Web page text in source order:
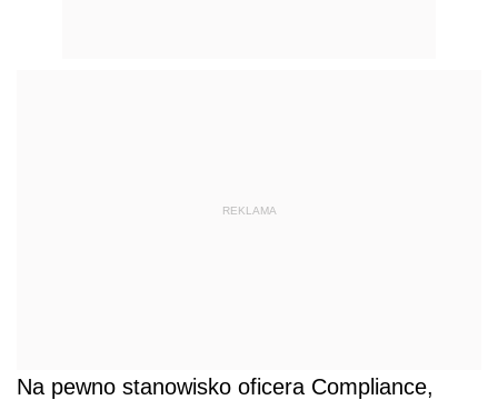
REKLAMA
Na pewno stanowisko oficera Compliance,